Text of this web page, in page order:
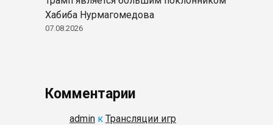
Хабиба Нурмагомедова
07.08.2026
Комментарии
admin к Трансляции игр